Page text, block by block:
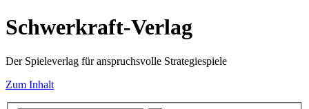
Schwerkraft-Verlag
Der Spieleverlag für anspruchsvolle Strategiespiele
Zum Inhalt